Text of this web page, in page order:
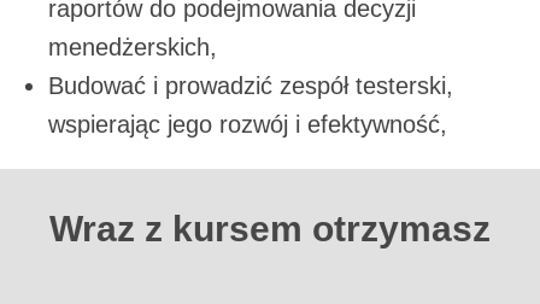
raportów do podejmowania decyzji
menedżerskich,
Budować i prowadzić zespół testerski,
wspierając jego rozwój i efektywność,
Wraz z kursem otrzymasz